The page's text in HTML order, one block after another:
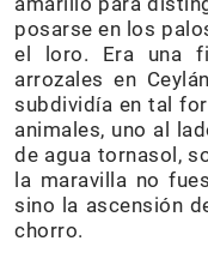
posarse en los
el loro. Era una
arrozales en
subdividía en tal
animales, uno al
de agua tornasol,
la maravilla no
sino la ascensión
chorro.